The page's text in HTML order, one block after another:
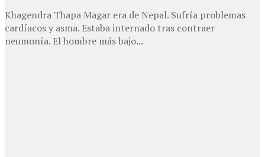
Khagendra Thapa Magar era de Nepal. Sufría problemas
cardíacos y asma. Estaba internado tras contraer
neumonía. El hombre más bajo...